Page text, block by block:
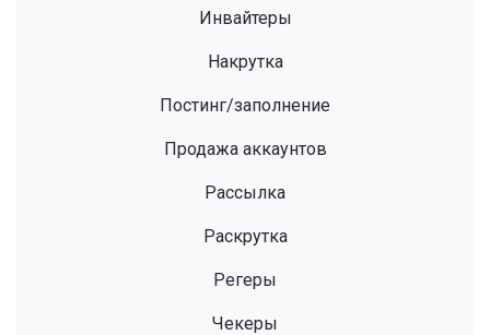
Инвайтеры
Накрутка
Постинг/заполнение
Продажа аккаунтов
Рассылка
Раскрутка
Регеры
Чекеры